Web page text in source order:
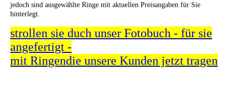
jedoch sind ausgewählte Ringe mit aktuellen Preisangaben für Sie
hinterlegt.
strollen sie duch unser Fotobuch - für sie
angefertigt -
mit Ringendie unsere Kunden jetzt tragen